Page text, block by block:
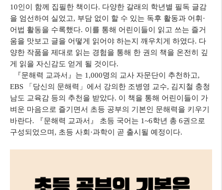
10인이 함께 집필한 책이다. 다양한 갈래의 학년별 필독 글감
을 엄선하여 실었고, 부담 없이 할 수 있는 독후 활동과 어휘·
어법 활동을 수록했다. 이를 통해 어린이들이 읽고 쓰는 즐거
움을 맛보고 글을 어떻게 읽어야 하는지 깨우치게 하였다. 다
양한 작품을 제대로 읽는 경험을 통해 한 권의 책을 온전히 깊
게 읽을 자신감도 얻게 될 것이다.
『문해력 교과서 』 는 1,000명의 교사 자문단이 추천하고,
EBS
「당신의 문해력 」 에서 강의한 조병영 교수, 김지철 충청
남도 교육감 등의 추천을 받았다. 이 책을 통해 어린이들이 가
벼운 마음으로 즐기면서 초등 공부의 기본인 문해력을 키우기
바란다. 『문해력 교과서 』 초등 국어는 1~6학년 총 6권으로
구성되었으며, 초등 사회·과학이 곧 출시될 예정이다.